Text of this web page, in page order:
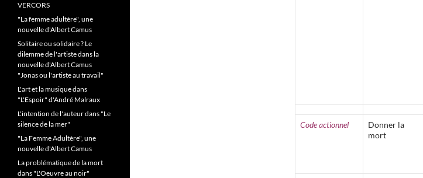
Code actionnel
Donner la
mort
VERCORS
"La femme adultère", une
nouvelle d'Albert Camus
Solitaire ou solidaire ? Le
dilemme de l'artiste dans la
nouvelle d'Albert Camus
"Jonas ou l'artiste au travail"
L'art et la musique dans
"L'Espoir" d'André Malraux
L'intention de l'auteur dans "Le
silence de la mer"
"La Femme Adultère", une
nouvelle d'Albert Camus
La problématique de la mort
dans "L'Oeuvre au noir"